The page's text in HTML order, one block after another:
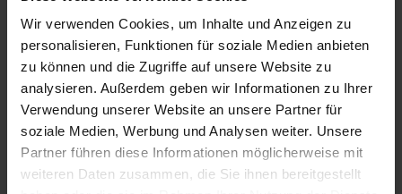
Wir verwenden Cookies, um Inhalte und Anzeigen zu
personalisieren, Funktionen für soziale Medien anbieten
zu können und die Zugriffe auf unsere Website zu
analysieren. Außerdem geben wir Informationen zu Ihrer
Verwendung unserer Website an unsere Partner für
soziale Medien, Werbung und Analysen weiter. Unsere
Partner führen diese Informationen möglicherweise mit
weiteren Daten zusammen, die Sie ihnen bereitgestellt
Innenkabineab
3.049 €p. P.
3.111 €
Balkonkabineab
3.609 € p. P.
Kreuzfahrt mit Flug, Hotel, Ausflüge
Mein Schiff 6 - Seltene Atlantik-Route mit
Premium All Inclusive: Porto, Azoren & Hamburg